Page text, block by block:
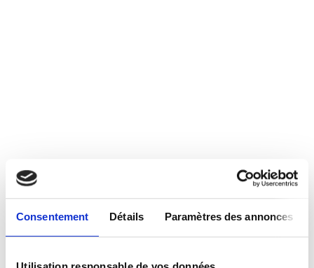
Consentement Détails Paramètres des annonces